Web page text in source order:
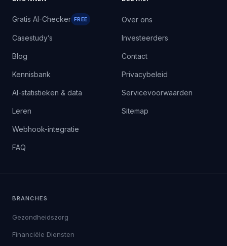
Gratis AI-Checker FREE
Casestudy’s
Blog
Kennisbank
AI-statistieken & data
Leren
Webhook-integratie
FAQ
Over ons
Investeerders
Contact
Privacybeleid
Servicevoorwaarden
Sitemap
BRANCHES
Gezondheidszorg
Financiële Diensten